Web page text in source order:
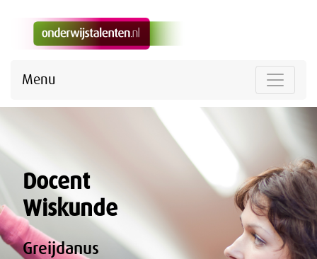
Menu
Docent
Wiskunde
Greijdanus